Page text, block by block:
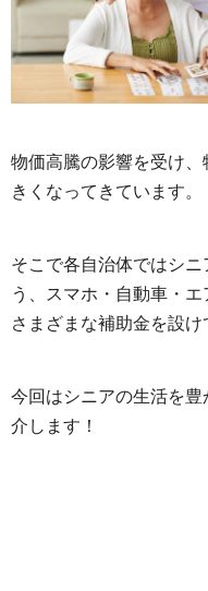
物価高騰の影響を受け
きくなってきています。
そこで各自治体ではシ
う、スマホ・自動車・エ
さまざまな補助金を設け
今回はシニアの生活を
介します！